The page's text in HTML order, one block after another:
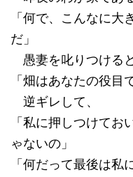
「何で、こんなに
だ」
愚妻を叱りつけると
「畑はあなたの役目
逆ギレして、
「私に押しつけてお
ゃないの」
「何だって最後は私